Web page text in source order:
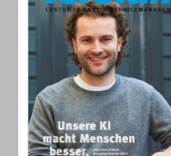
Inbound